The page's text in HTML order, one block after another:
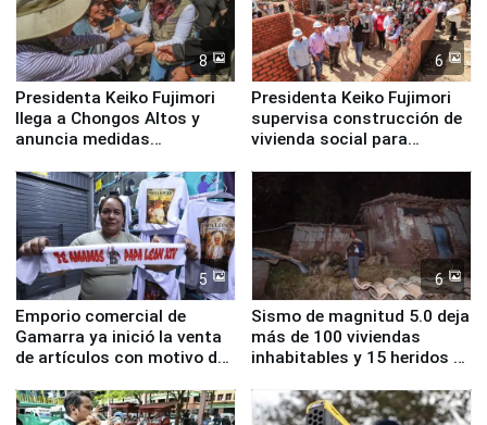
8
Presidenta Keiko Fujimori
llega a Chongos Altos y
anuncia medidas
educación, salud y empleo
6
Presidenta Keiko Fujimori
supervisa construcción de
vivienda social para
5
Emporio comercial de
Gamarra ya inició la venta
de artículos con motivo de
6
Sismo de magnitud 5.0 deja
más de 100 viviendas
inhabitables y 15 heridos en